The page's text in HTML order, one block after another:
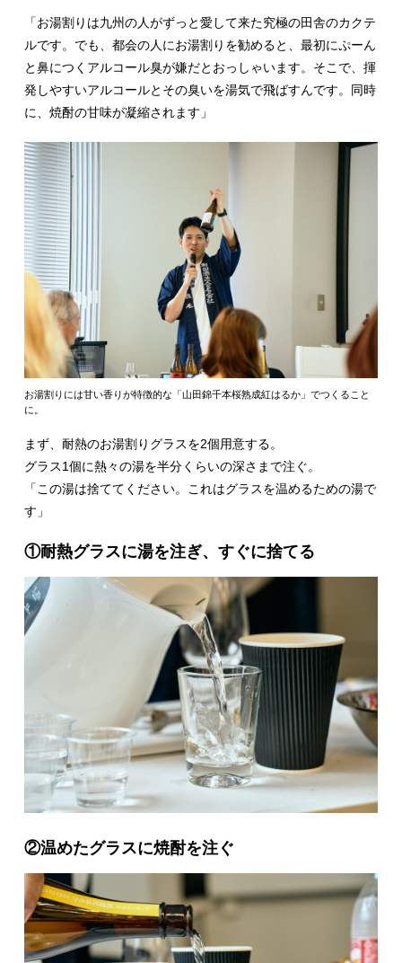
「お湯割りは九州の人がずっと愛して来た究極の田舎のカクテ
ルです。でも、都会の人にお湯割りを勧めると、最初にぷーん
と鼻につくアルコール臭が嫌だとおっしゃいます。そこで、揮
発しやすいアルコールとその臭いを湯気で飛ばすんです。同時
に、焼酎の甘味が凝縮されます」
お湯割りには甘い香りが特徴的な「山田錦千本桜熟成紅はるか」でつくること
に。
まず、耐熱のお湯割りグラスを2個用意する。
グラス1個に熱々の湯を半分くらいの深さまで注ぐ。
「この湯は捨ててください。これはグラスを温めるための湯で
す」
①耐熱グラスに湯を注ぎ、すぐに捨てる
②温めたグラスに焼酎を注ぐ